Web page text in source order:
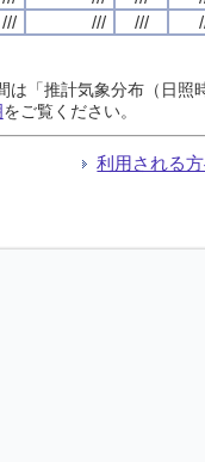
/// /// ///
は「推計気象分布（日
をご覧ください。
利用される